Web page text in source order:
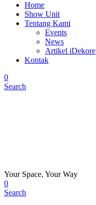
Home
Show Unit
Tentang Kami
Events
News
Artikel iDekore
Kontak
0
Search
Your Space, Your Way
0
Search